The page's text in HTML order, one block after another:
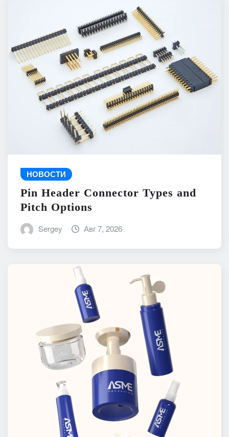
НОВОСТИ
Pin Header Connector Types and
Pitch Options
Sergey Авг 7, 2026